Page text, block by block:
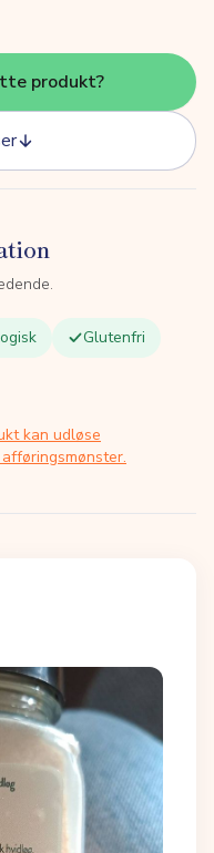
produkt?
Glutenfri
kan udløse